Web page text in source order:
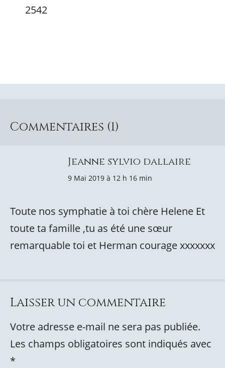
2542
Commentaires (1)
Jeanne sylvio dallaire
9 Mai 2019 à 12 h 16 min
Toute nos symphatie à toi chère Helene Et
toute ta famille ,tu as été une sœur
remarquable toi et Herman courage xxxxxxx
Laisser un commentaire
Votre adresse e-mail ne sera pas publiée.
Les champs obligatoires sont indiqués avec
*